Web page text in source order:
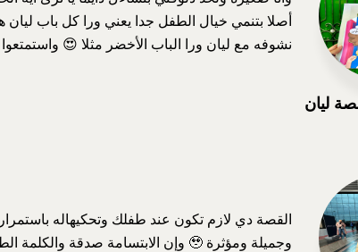
ليان
أصلا بتنمي خيال الطفل جدا يعني ورا كل باب
نشوفه مع ليان ورا الباب الأخضر مثلا 😍
وجميلة ومؤثرة 🥹 وإن الابتسامة